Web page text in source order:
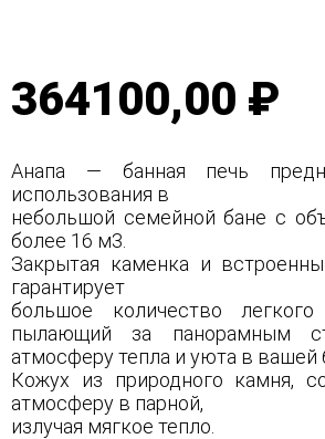
364100,00 ₽
Анапа — банная печь
использования в
небольшой семейной бане с
более 16 м3.
Закрытая каменка и
гарантирует
большое количество
пылающий за панорамным
атмосферу тепла и уюта в вашей
Кожух из природного камня,
атмосферу в парной,
излучая мягкое тепло.